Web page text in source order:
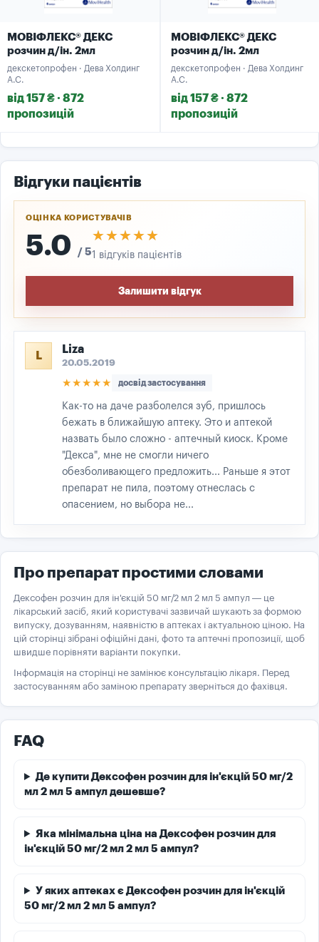
МОВІФЛЕКС® ДЕКС
розчин д/ін. 2мл
декскетопрофен · Дева Холдинг
А.С.
від 157 ₴ · 872
пропозицій
МОВІФЛЕКС® ДЕКС
розчин д/ін. 2мл
декскетопрофен · Дева Холдинг
А.С.
від 157 ₴ · 872
пропозицій
Відгуки пацієнтів
ОЦІНКА КОРИСТУВАЧІВ
5.0 / 5
★★★★★
★★★★★
1 відгуків пацієнтів
Залишити відгук
L
Liza
20.05.2019
★★★★★ досвід застосування
Как-то на даче разболелся зуб, пришлось
бежать в ближайшую аптеку. Это и аптекой
назвать было сложно - аптечный киоск. Кроме
"Декса", мне не смогли ничего
обезболивающего предложить... Раньше я этот
препарат не пила, поэтому отнеслась с
опасением, но выбора не...
Про препарат простими словами
Дексофен розчин для ін'єкцій 50 мг/2 мл 2 мл 5 ампул — це
лікарський засіб, який користувачі зазвичай шукають за формою
випуску, дозуванням, наявністю в аптеках і актуальною ціною. На
цій сторінці зібрані офіційні дані, фото та аптечні пропозиції, щоб
швидше порівняти варіанти покупки.
Інформація на сторінці не замінює консультацію лікаря. Перед
застосуванням або заміною препарату зверніться до фахівця.
FAQ
Де купити Дексофен розчин для ін'єкцій 50 мг/2
мл 2 мл 5 ампул дешевше?
Яка мінімальна ціна на Дексофен розчин для
ін'єкцій 50 мг/2 мл 2 мл 5 ампул?
У яких аптеках є Дексофен розчин для ін'єкцій
50 мг/2 мл 2 мл 5 ампул?